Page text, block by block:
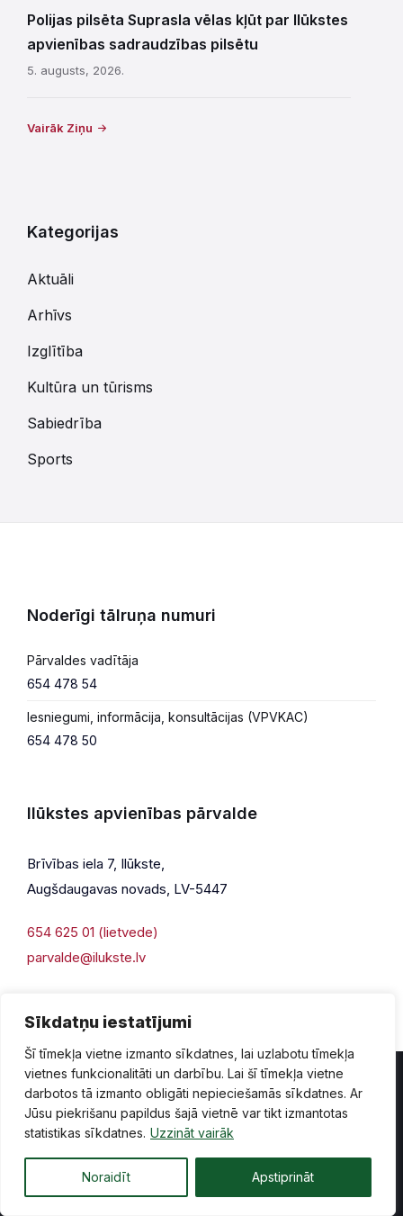
Sīkdatņu iestatījumi
Šī tīmekļa vietne izmanto sīkdatnes, lai uzlabotu tīmekļa
vietnes funkcionalitāti un darbību. Lai šī tīmekļa vietne
darbotos tā izmanto obligāti nepieciešamās sīkdatnes. Ar
Jūsu piekrišanu papildus šajā vietnē var tikt izmantotas
statistikas sīkdatnes. Uzzināt vairāk
Noraidīt Apstiprināt
Polijas pilsēta Suprasla vēlas kļūt par Ilūkstes
apvienības sadraudzības pilsētu
5. augusts, 2026.
Vairāk Ziņu
Kategorijas
Aktuāli
Arhīvs
Izglītība
Kultūra un tūrisms
Sabiedrība
Sports
Noderīgi tālruņa numuri
Pārvaldes vadītāja
654 478 54
Iesniegumi, informācija, konsultācijas (VPVKAC)
654 478 50
Ilūkstes apvienības pārvalde
Brīvības iela 7, Ilūkste,
Augšdaugavas novads, LV-5447
654 625 01 (lietvede)
parvalde@ilukste.lv
Privātuma politika Piekļūstamība
Lapas karte
© 2026 Ilūkste, publicētā satura visas tiesības aizsargātas.